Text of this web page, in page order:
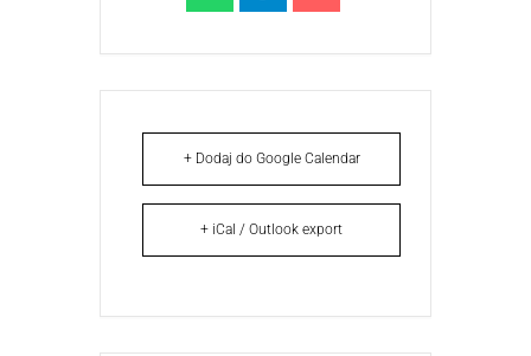
+ Dodaj do Google Calendar
+ iCal / Outlook export